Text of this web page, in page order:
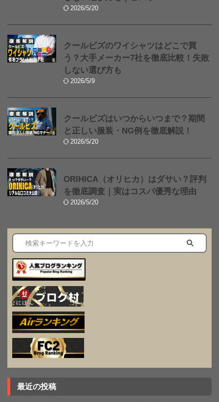
2026/5/20
クールビズのワイシャツはどこで買
う？大手メーカー7社を徹底比較！失敗
しない選び方も
2026/5/9
クールビズはいつからいつまで？期間
と正しい服装・NG例を徹底解説！
2026/5/20
ORIHICA（オリヒカ）はダサい？評判
を徹底調査｜実はコスパ優秀な理由
2026/5/20
最近の投稿